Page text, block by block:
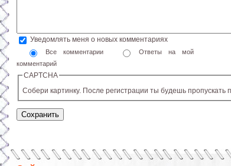
Уведомлять меня о новых комментариях
Все комментарии
Ответы на мой
комментарий
CAPTCHA
Собери картинку. После регистрации ты будешь пропускать